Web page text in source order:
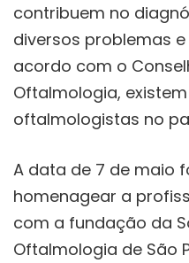
contribuem no
diversos problemas
acordo com o
Oftalmologia, existem
oftalmologistas no
A data de 7 de maio
homenagear a
com a fundação da
Oftalmologia de São